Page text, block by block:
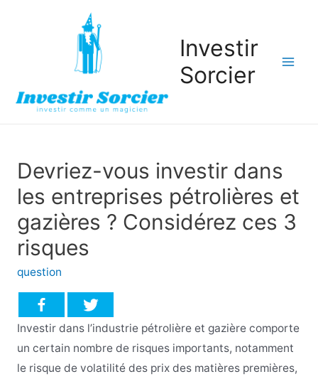
Investir
Sorcier
Devriez-vous investir dans
les entreprises pétrolières et
gazières ? Considérez ces 3
risques
question
Investir dans l’industrie pétrolière et gazière comporte
un certain nombre de risques importants, notamment
le risque de volatilité des prix des matières premières,